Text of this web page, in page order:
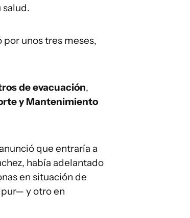
salud.
unos tres meses,
de evacuación,
y Mantenimiento
que entraría a
había adelantado
en situación de
y otro en